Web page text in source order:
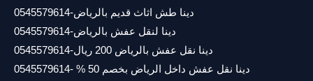
دينا طش اثاث قديم بالرياض-0545579614
دينا لنقل عفش بالرياض-0545579614
دينا نقل عفش بالرياض 200 ريال-0545579614
دينا نقل عفش داخل الرياض بخصم 50 % -0545579614